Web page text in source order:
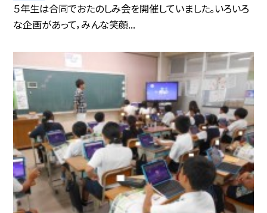
５年生は合同でおたのしみ会を開催していました。いろいろ
な企画があって，みんな笑顔...